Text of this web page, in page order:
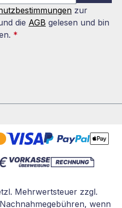
zur
die AGB gelesen und bin
*
Mehrwertsteuer zzgl.
wenn